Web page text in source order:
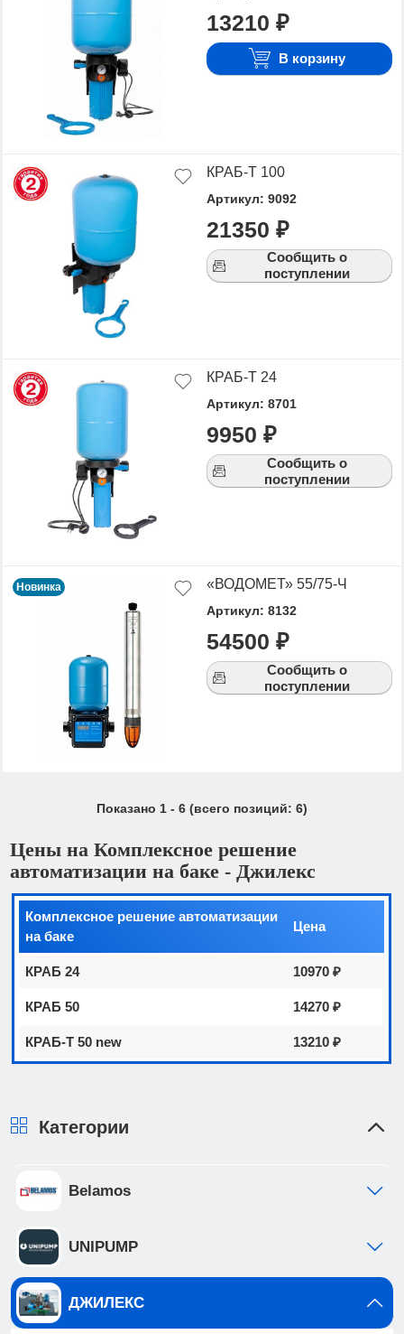
13210 ₽
В корзину
КРАБ-Т 100
Артикул: 9092
21350 ₽
Сообщить о
поступлении
КРАБ-Т 24
Артикул: 8701
9950 ₽
Сообщить о
поступлении
Новинка «ВОДОМЕТ» 55/75-Ч
Артикул: 8132
54500 ₽
Сообщить о
поступлении
Показано 1 - 6 (всего позиций: 6)
Цены на Комплексное решение
автоматизации на баке - Джилекс
Комплексное решение автоматизации
на баке
Цена
КРАБ 24 10970 ₽
КРАБ 50 14270 ₽
КРАБ-Т 50 new 13210 ₽
Категории
Belamos
UNIPUMP
ДЖИЛЕКС